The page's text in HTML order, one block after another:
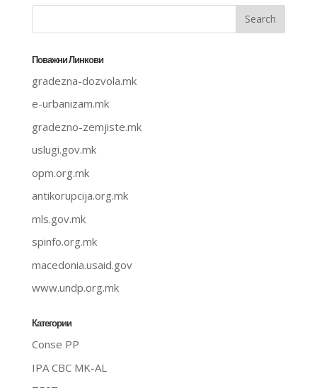
Поважни Линкови
gradezna-dozvola.mk
e-urbanizam.mk
gradezno-zemjiste.mk
uslugi.gov.mk
opm.org.mk
antikorupcija.org.mk
mls.gov.mk
spinfo.org.mk
macedonia.usaid.gov
www.undp.org.mk
Категории
Conse PP
IPA CBC MK-AL